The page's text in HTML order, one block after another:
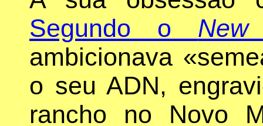
Segundo o
ambicionava
o seu ADN,
rancho no Novo